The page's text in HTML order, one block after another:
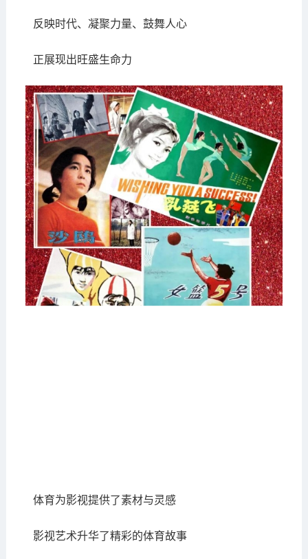
反映时代、凝聚力量、鼓舞人心
正展现出旺盛生命力
体育为影视提供了素材与灵感
影视艺术升华了精彩的体育故事